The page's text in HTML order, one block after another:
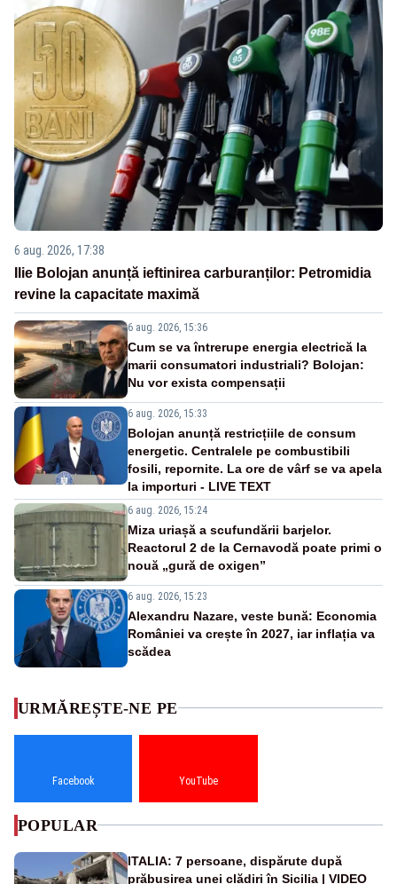
6 aug. 2026, 17:38
Ilie Bolojan anunță ieftinirea carburanților: Petromidia
revine la capacitate maximă
6 aug. 2026, 15:36
Cum se va întrerupe energia electrică la
marii consumatori industriali? Bolojan:
Nu vor exista compensații
6 aug. 2026, 15:33
Bolojan anunță restricțiile de consum
energetic. Centralele pe combustibili
fosili, repornite. La ore de vârf se va apela
la importuri - LIVE TEXT
6 aug. 2026, 15:24
Miza uriașă a scufundării barjelor.
Reactorul 2 de la Cernavodă poate primi o
nouă „gură de oxigen”
6 aug. 2026, 15:23
Alexandru Nazare, veste bună: Economia
României va crește în 2027, iar inflația va
scădea
URMĂREȘTE-NE PE
Facebook YouTube
POPULAR
ITALIA: 7 persoane, dispărute după
prăbușirea unei clădiri în Sicilia | VIDEO